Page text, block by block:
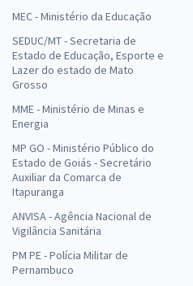
MEC - Ministério da Educação
SEDUC/MT - Secretaria de
Estado de Educação, Esporte e
Lazer do estado de Mato
Grosso
MME - Ministério de Minas e
Energia
MP GO - Ministério Público do
Estado de Goiás - Secretário
Auxiliar da Comarca de
Itapuranga
ANVISA - Agência Nacional de
Vigilância Sanitária
PM PE - Polícia Militar de
Pernambuco